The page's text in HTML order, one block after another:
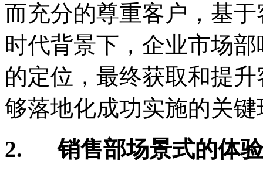
而充分的尊重客户，基
时代背景下，企业市场
的定位，最终获取和提
够落地化成功实施的关键
2.
销售部场景式的体